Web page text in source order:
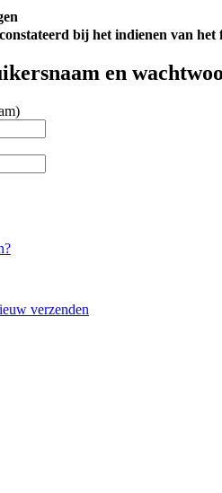
bij het indienen van
en
verzenden